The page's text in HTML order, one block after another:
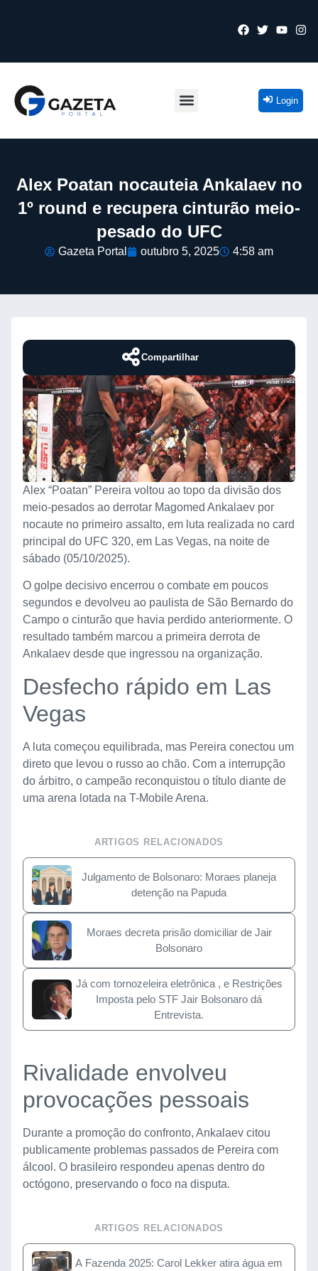
Login
Alex Poatan nocauteia Ankalaev no
1º round e recupera cinturão meio-
pesado do UFC
Gazeta Portal outubro 5, 2025 4:58 am
Compartilhar
Alex “Poatan” Pereira voltou ao topo da divisão dos
meio-pesados ao derrotar Magomed Ankalaev por
nocaute no primeiro assalto, em luta realizada no card
principal do UFC 320, em Las Vegas, na noite de
sábado (05/10/2025).
O golpe decisivo encerrou o combate em poucos
segundos e devolveu ao paulista de São Bernardo do
Campo o cinturão que havia perdido anteriormente. O
resultado também marcou a primeira derrota de
Ankalaev desde que ingressou na organização.
Desfecho rápido em Las
Vegas
A luta começou equilibrada, mas Pereira conectou um
direto que levou o russo ao chão. Com a interrupção
do árbitro, o campeão reconquistou o título diante de
uma arena lotada na T-Mobile Arena.
ARTIGOS RELACIONADOS
Julgamento de Bolsonaro: Moraes planeja
detenção na Papuda
Moraes decreta prisão domiciliar de Jair
Bolsonaro
Já com tornozeleira eletrônica , e Restrições
Imposta pelo STF Jair Bolsonaro dá
Entrevista.
Rivalidade envolveu
provocações pessoais
Durante a promoção do confronto, Ankalaev citou
publicamente problemas passados de Pereira com
álcool. O brasileiro respondeu apenas dentro do
octógono, preservando o foco na disputa.
ARTIGOS RELACIONADOS
A Fazenda 2025: Carol Lekker atira água em